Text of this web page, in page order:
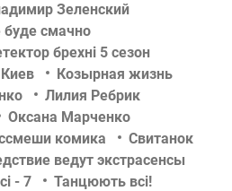
Зеленский
буде смачно
брехні 5 сезон
Киев
Козырная жизнь
Лилия Ребрик
Оксана Марченко
комика
Свитанок
ведут экстрасенсы
- 7
Танцюють всі!